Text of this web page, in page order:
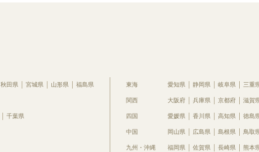
秋田県 宮城県 山形県 福島県
千葉県
東海 愛知県 静岡県 岐阜県 三重
関西 大阪府 兵庫県 京都府 滋賀
四国 愛媛県 香川県 高知県 徳島
中国 岡山県 広島県 島根県 鳥取
九州・沖縄 福岡県 佐賀県 長崎県 熊本